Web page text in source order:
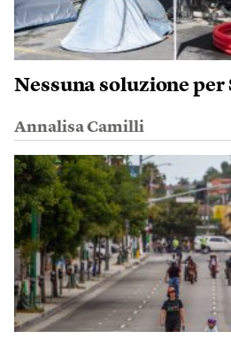
Nessuna soluzione per
Annalisa Camilli